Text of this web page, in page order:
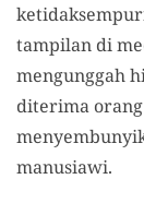
tampilan di
mengunggah
diterima
manusiawi.